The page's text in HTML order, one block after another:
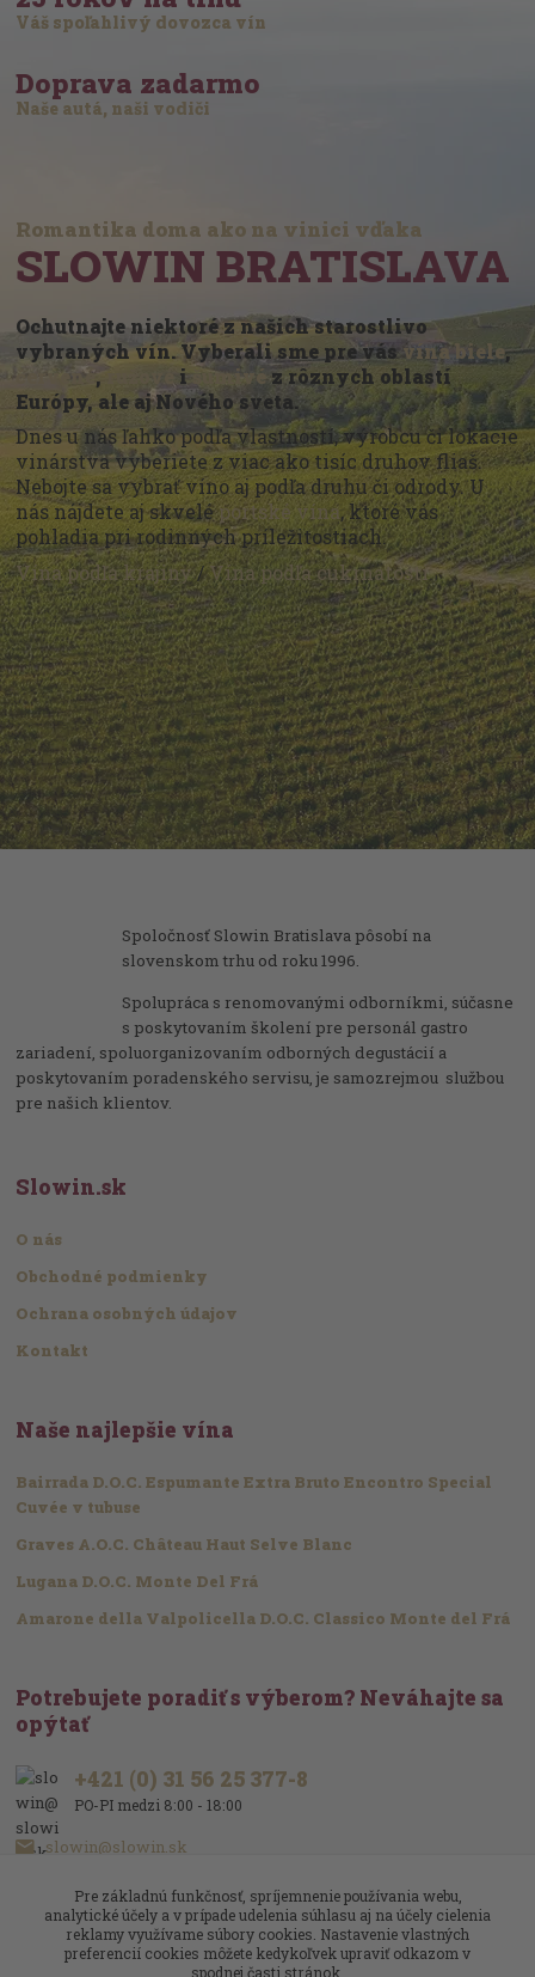
Váš spoľahlivý dovozca vín
Doprava zadarmo
Naše autá, naši vodiči
Romantika doma ako na vinici vďaka
SLOWIN BRATISLAVA
Ochutnajte niektoré z našich starostlivo
vybraných vín. Vyberali sme pre vásvína biele,
červené, i šumivéz rôznych oblastí
Európy, ale aj Nového sveta.
Dnes u nás ľahko podľa vlastností, výrobcu či lokácie
vinárstva vyberiete z viac ako tisíc druhov fliaš.
Nebojte sa vybrať víno aj podľa druhu či odrody. U
nás nájdete aj skveléportské vína, ktoré vás
pohladia pri rodinných príležitostiach.
Vína podľa krajiny/Vína podľa cukrnatosti
Spoločnosť Slowin Bratislava pôsobí na
slovenskom trhu od roku 1996.
Spolupráca s renomovanými odborníkmi, súčasne
s poskytovaním školení pre personál gastro
zariadení, spoluorganizovaním odborných degustácií a
poskytovaním poradenského servisu, je samozrejmou službou
pre našich klientov.
Slowin.sk
O nás
Obchodné podmienky
Ochrana osobných údajov
Kontakt
Naše najlepšie vína
Bairrada D.O.C. Espumante Extra Bruto Encontro Special
Cuvée v tubuse
Graves A.O.C. Château Haut Selve Blanc
Lugana D.O.C. Monte Del Frá
Amarone della Valpolicella D.O.C. Classico Monte del Frá
Potrebujete poradiť s výberom? Neváhajte sa
opýtať
+421 (0) 31 56 25 377-8
PO-PI medzi 8:00 - 18:00
slowin@slowin.sk
Pre základnú funkčnosť, spríjemnenie používania webu,
analytické účely a v prípade udelenia súhlasu aj na účely cielenia
reklamy využívame súbory cookies. Nastavenie vlastných
preferencií cookies môžete kedykoľvek upraviť odkazom v
spodnej časti stránok.